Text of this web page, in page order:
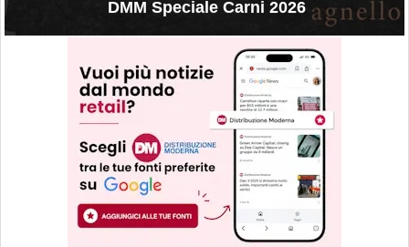
DMM Speciale Carni 2026